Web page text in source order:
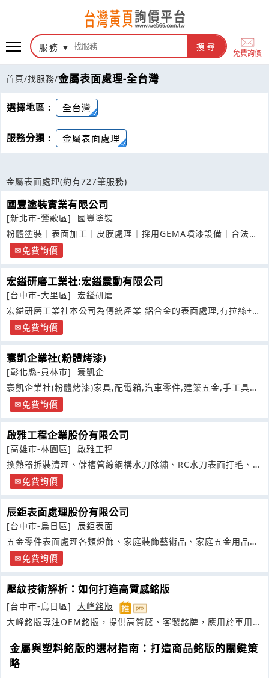
服務 搜尋
免費詢價
首頁/找服務/金屬表面處理-全台灣
選擇地區 : 全台灣
服務分類 : 金屬表面處理
金屬表面處理(約有727筆服務)
國豐塗裝實業有限公司
[新北市-鶯歌區]
國豐塗裝
粉體塗裝｜表面加工｜皮膜處理｜採用GEMA噴漆設備｜合法乙
種工業區工廠
免費詢價
宏鎰研磨工業社:宏鎰震動有限公司
[台中市-大里區]
宏鎰研磨
宏鎰研磨工業社本公司為傳統產業 鋁合金的表面處理,有拉絲+拋
光 免費詢價
寰凱企業社(粉體烤漆)
[彰化縣-員林市]
寰凱企
寰凱企業社(粉體烤漆)家具,配電箱,汽車零件,建築五金,手工具大
小單都可承接
免費詢價
啟雅工程企業股份有限公司
[高雄市-林園區]
啟雅工程
換熱器拆裝清理、儲槽管線鋼構水刀除鏽、RC水刀表面打毛、
RC橋樑水刀切割
免費詢價
辰鉅表面處理股份有限公司
[台中市-烏日區]
辰鉅表面
五金零件表面處理各類燈飾、家庭裝飾藝術品、家庭五金用品、
衛浴用品
免費詢價
壓紋技術解析：如何打造高質感銘版
[台中市-烏日區]
大峰銘版
大峰銘版專注OEM銘版，提供高質感、客製銘牌，應用於車用、
金屬與塑料銘版的選材指南：打造商品銘版的關鍵策
略